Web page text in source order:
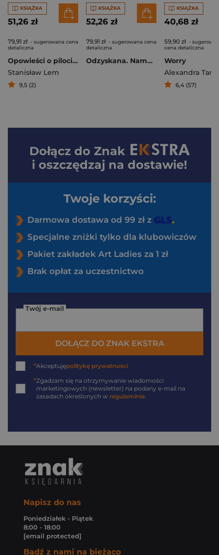
KSIĄŻKA
51,26 zł
79,91 zł - sugerowana cena
detaliczna
Opowieści o pilocie Pirxie wyd. 2026
Stanisław Lem
9,5 (2)
KSIĄŻKA
52,26 zł
79,91 zł - sugerowana cena
detaliczna
Odzyskana. Namaluj słowami dobre życie
KSIĄŻKA
40,68 zł
59,90 zł -
cena detaliczna
Worry
Alexandra
6,4 (57)
Dołącz do Znak
i oszczędzaj na dostawie!
Twoje korzyści:
Darmowa dostawa od 99 zł z
Specjalne zniżki tylko dla klubowiczów
Pakiet zakładek Art Ladies za 1 zł
Brak opłat za uczestnictwo
Twój e-mail
DOŁĄCZ DO ZNAK EKSTRA
*Akceptujępolitykę prywatności
*Zgadzam się na otrzymywanie wiadomości
marketingowych (newsletter) na podany e-mail na
zasadach określonych w regulaminie
Napisz do nas
Poniedziałek - Piątek
8:00 - 18:00
[email protected]
Bądź z nami na bieżąco